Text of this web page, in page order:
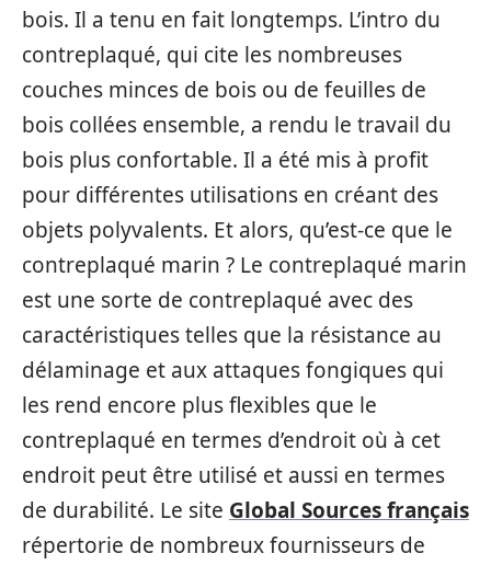
bois. Il a tenu en fait longtemps. L’intro du
contreplaqué, qui cite les nombreuses
couches minces de bois ou de feuilles de
bois collées ensemble, a rendu le travail du
bois plus confortable. Il a été mis à profit
pour différentes utilisations en créant des
objets polyvalents. Et alors, qu’est-ce que le
contreplaqué marin ? Le contreplaqué marin
est une sorte de contreplaqué avec des
caractéristiques telles que la résistance au
délaminage et aux attaques fongiques qui
les rend encore plus flexibles que le
contreplaqué en termes d’endroit où à cet
endroit peut être utilisé et aussi en termes
de durabilité. Le site Global Sources français
répertorie de nombreux fournisseurs de